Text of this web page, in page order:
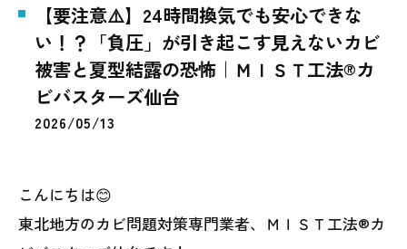
【要注意⚠️】24時間換気でも安心できな
い！？「負圧」が引き起こす見えないカビ
被害と夏型結露の恐怖｜ＭＩＳＴ工法®カ
ビバスターズ仙台
2026/05/13
こんにちは😊
東北地方のカビ問題対策専門業者、ＭＩＳＴ工法®カ